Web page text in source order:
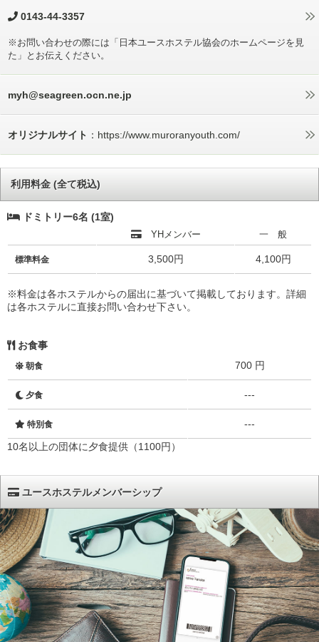
0143-44-3357
※お問い合わせの際には「日本ユースホステル協会のホームページを見
た」とお伝えください。
myh@seagreen.ocn.ne.jp
オリジナルサイト ：https://www.muroranyouth.com/
利用料金 (全て税込)
ドミトリー6名 (1室)
YHメンバー 一 般
標準料金 3,500円 4,100円
※料金は各ホステルからの届出に基づいて掲載しております。詳細
は各ホステルに直接お問い合わせ下さい。
お食事
朝食 700 円
夕食 ---
特別食
---
10名以上の団体に夕食提供（1100円）
ユースホステルメンバーシップ